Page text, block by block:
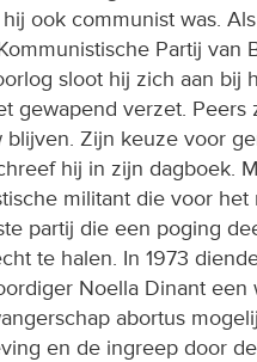
ook communist was.
Partij van
sloot hij zich aan bij
gewapend verzet.
blijven. Zijn keuze voor
hij in zijn dagboek.
militant die voor
partij die een poging
te halen. In 1973
Noella Dinant een
abortus
en de ingreep door